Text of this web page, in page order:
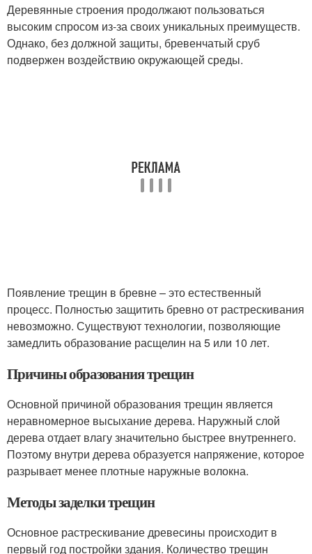
Деревянные строения продолжают пользоваться
высоким спросом из-за своих уникальных преимуществ.
Однако, без должной защиты, бревенчатый сруб
подвержен воздействию окружающей среды.
Появление трещин в бревне – это естественный
процесс. Полностью защитить бревно от растрескивания
невозможно. Существуют технологии, позволяющие
замедлить образование расщелин на 5 или 10 лет.
Причины образования трещин
Основной причиной образования трещин является
неравномерное высыхание дерева. Наружный слой
дерева отдает влагу значительно быстрее внутреннего.
Поэтому внутри дерева образуется напряжение, которое
разрывает менее плотные наружные волокна.
Методы заделки трещин
Основное растрескивание древесины происходит в
первый год постройки здания. Количество трещин